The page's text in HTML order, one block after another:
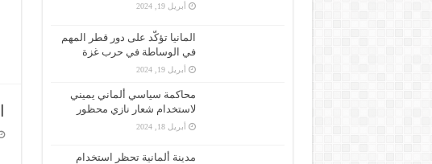
أبريل 19, 2024
المانيا تؤكّد على دور قطر المهم
في الوساطة في حرب غزة
أبريل 19, 2024
محاكمة سياسي ألماني يميني
لاستخدام شعار نازي محظور
أبريل 18, 2024
مدينة ألمانية تحظر استخدام